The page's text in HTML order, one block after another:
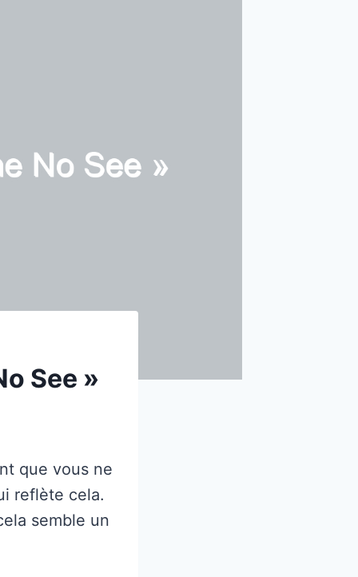
See »
que vous ne
reflète cela.
semble un